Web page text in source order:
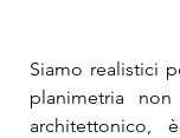
Siamo realistici
planimetria